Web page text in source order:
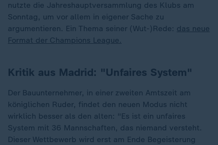
nutzte die Jahreshauptversammlung des Klubs am
Sonntag, um vor allem in eigener Sache zu
argumentieren. Ein Thema seiner (Wut-)Rede: das neue
Format der Champions League.
Kritik aus Madrid: "Unfaires System"
Der Bauunternehmer, in einer zweiten Amtszeit am
königlichen Ruder, findet den neuen Modus nicht
wirklich besser als den alten: "Es ist ein unfaires
System mit 36 Mannschaften, das niemand versteht.
Dieser Wettbewerb wird erst am Ende Begeisterung